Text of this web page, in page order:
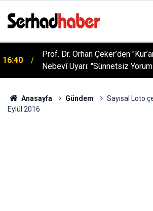
05:57
Sağlıklı Beslenmede Yeni
Multi-Fiber İçecek Tozu
Anasayfa Gündem
Sayısal Loto
Eylül 2016